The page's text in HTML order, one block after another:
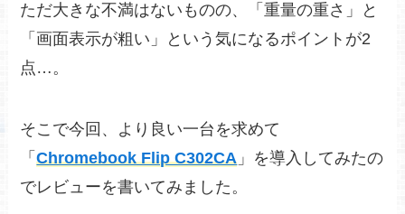
ただ大きな不満はないものの、「重量の重さ」と
「画面表示が粗い」という気になるポイントが2
点…。
そこで今回、より良い一台を求めて
「Chromebook Flip C302CA 」を導入してみたの
でレビューを書いてみました。